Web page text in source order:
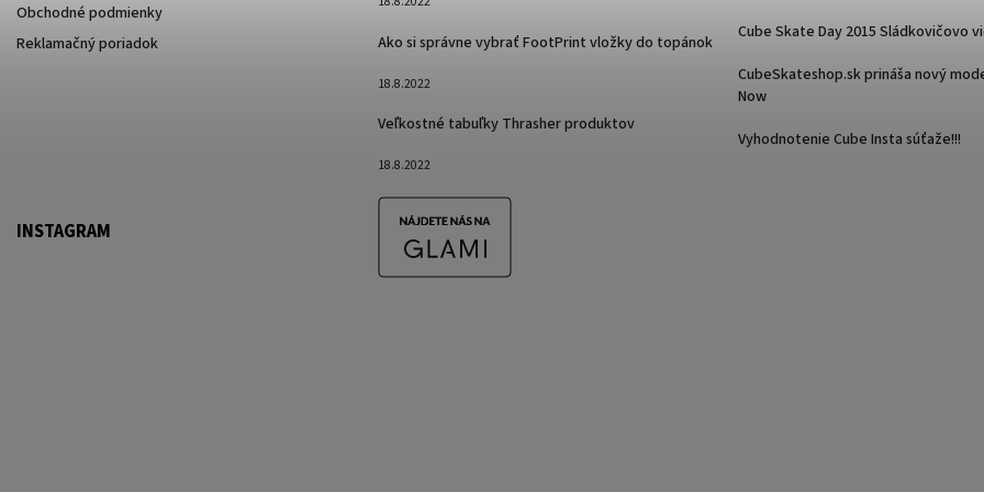
Obchodné podmienky
Reklamačný poriadok
Ako si správne vybrať FootPrint vložky do topánok
18.8.2022
Veľkostné tabuľky Thrasher produktov
18.8.2022
Cube Skate Day 2015 Sládkovičovo
CubeSkateshop.sk prináša nový
Now
Vyhodnotenie Cube Insta súťaže!!!
INSTAGRAM